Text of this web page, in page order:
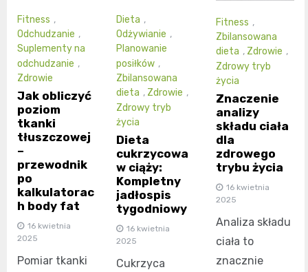
Fitness ,
Odchudzanie ,
Suplementy na
odchudzanie ,
Zdrowie
Jak obliczyć
poziom
tkanki
tłuszczowej
–
przewodnik
po
kalkulatorac
h body fat
16 kwietnia
2025
Pomiar tkanki
Dieta ,
Odżywianie ,
Planowanie
posiłków ,
Zbilansowana
dieta , Zdrowie ,
Zdrowy tryb
życia
Dieta
cukrzycowa
w ciąży:
Kompletny
jadłospis
tygodniowy
16 kwietnia
2025
Cukrzyca
Fitness ,
Zbilansowana
dieta , Zdrowie ,
Zdrowy tryb
życia
Znaczenie
analizy
składu ciała
dla
zdrowego
trybu życia
16 kwietnia
2025
Analiza składu
ciała to
znacznie